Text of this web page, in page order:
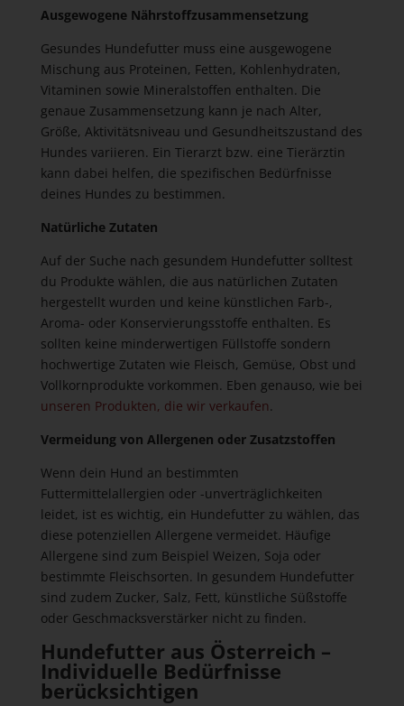
Ausgewogene Nährstoffzusammensetzung
Gesundes Hundefutter muss eine ausgewogene
Mischung aus Proteinen, Fetten, Kohlenhydraten,
Vitaminen sowie Mineralstoffen enthalten. Die
genaue Zusammensetzung kann je nach Alter,
Größe, Aktivitätsniveau und Gesundheitszustand des
Hundes variieren. Ein Tierarzt bzw. eine Tierärztin
kann dabei helfen, die spezifischen Bedürfnisse
deines Hundes zu bestimmen.
Natürliche Zutaten
Auf der Suche nach gesundem Hundefutter solltest
du Produkte wählen, die aus natürlichen Zutaten
hergestellt wurden und keine künstlichen Farb-,
Aroma- oder Konservierungsstoffe enthalten. Es
sollten keine minderwertigen Füllstoffe sondern
hochwertige Zutaten wie Fleisch, Gemüse, Obst und
Vollkornprodukte vorkommen. Eben genauso, wie bei
unseren Produkten, die wir verkaufen.
Vermeidung von Allergenen oder Zusatzstoffen
Wenn dein Hund an bestimmten
Futtermittelallergien oder -unverträglichkeiten
leidet, ist es wichtig, ein Hundefutter zu wählen, das
diese potenziellen Allergene vermeidet. Häufige
Allergene sind zum Beispiel Weizen, Soja oder
bestimmte Fleischsorten. In gesundem Hundefutter
sind zudem Zucker, Salz, Fett, künstliche Süßstoffe
oder Geschmacksverstärker nicht zu finden.
Hundefutter aus Österreich –
Individuelle Bedürfnisse
berücksichtigen